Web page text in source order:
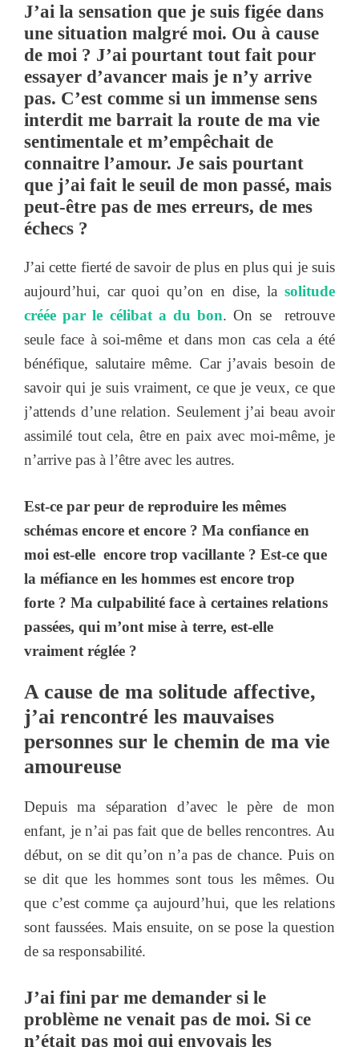
J’ai la sensation que je suis figée dans
une situation malgré moi. Ou à cause
de moi ? J’ai pourtant tout fait pour
essayer d’avancer mais je n’y arrive
pas. C’est comme si un immense sens
interdit me barrait la route de ma vie
sentimentale et m’empêchait de
connaitre l’amour. Je sais pourtant
que j’ai fait le seuil de mon passé, mais
peut-être pas de mes erreurs, de mes
échecs ?
J’ai cette fierté de savoir de plus en plus qui je suis
aujourd’hui, car quoi qu’on en dise, la solitude
créée par le célibat a du bon. On se retrouve
seule face à soi-même et dans mon cas cela a été
bénéfique, salutaire même. Car j’avais besoin de
savoir qui je suis vraiment, ce que je veux, ce que
j’attends d’une relation. Seulement j’ai beau avoir
assimilé tout cela, être en paix avec moi-même, je
n’arrive pas à l’être avec les autres.
Est-ce par peur de reproduire les mêmes
schémas encore et encore ? Ma confiance en
moi est-elle encore trop vacillante ? Est-ce que
la méfiance en les hommes est encore trop
forte ? Ma culpabilité face à certaines relations
passées, qui m’ont mise à terre, est-elle
vraiment réglée ?
A cause de ma solitude affective,
j’ai rencontré les mauvaises
personnes sur le chemin de ma vie
amoureuse
Depuis ma séparation d’avec le père de mon
enfant, je n’ai pas fait que de belles rencontres. Au
début, on se dit qu’on n’a pas de chance. Puis on
se dit que les hommes sont tous les mêmes. Ou
que c’est comme ça aujourd’hui, que les relations
sont faussées. Mais ensuite, on se pose la question
de sa responsabilité.
J’ai fini par me demander si le
problème ne venait pas de moi. Si ce
n’était pas moi qui envoyais les